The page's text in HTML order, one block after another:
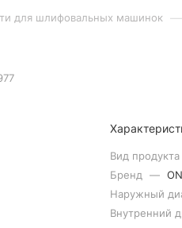
для шлифовальных машинок —
Вид продукта
Бренд
—
Наружный
Внутренний